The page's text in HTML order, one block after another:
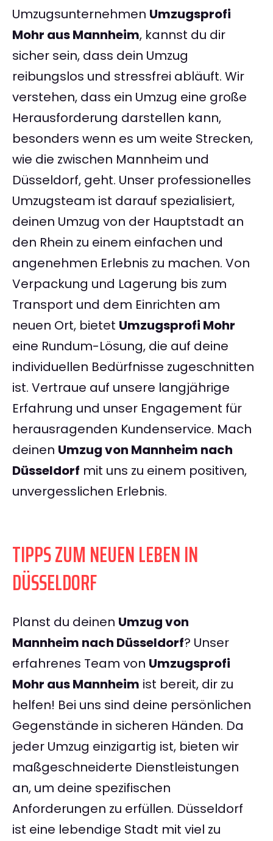
Umzugsunternehmen Umzugsprofi
Mohr aus Mannheim, kannst du dir
sicher sein, dass dein Umzug
reibungslos und stressfrei abläuft. Wir
verstehen, dass ein Umzug eine große
Herausforderung darstellen kann,
besonders wenn es um weite Strecken,
wie die zwischen Mannheim und
Düsseldorf, geht. Unser professionelles
Umzugsteam ist darauf spezialisiert,
deinen Umzug von der Hauptstadt an
den Rhein zu einem einfachen und
angenehmen Erlebnis zu machen. Von
Verpackung und Lagerung bis zum
Transport und dem Einrichten am
neuen Ort, bietet Umzugsprofi Mohr
eine Rundum-Lösung, die auf deine
individuellen Bedürfnisse zugeschnitten
ist. Vertraue auf unsere langjährige
Erfahrung und unser Engagement für
herausragenden Kundenservice. Mach
deinen Umzug von Mannheim nach
Düsseldorf mit uns zu einem positiven,
unvergesslichen Erlebnis.
TIPPS ZUM NEUEN LEBEN IN
DÜSSELDORF
Planst du deinen Umzug von
Mannheim nach Düsseldorf? Unser
erfahrenes Team von Umzugsprofi
Mohr aus Mannheim ist bereit, dir zu
helfen! Bei uns sind deine persönlichen
Gegenstände in sicheren Händen. Da
jeder Umzug einzigartig ist, bieten wir
maßgeschneiderte Dienstleistungen
an, um deine spezifischen
Anforderungen zu erfüllen. Düsseldorf
ist eine lebendige Stadt mit viel zu